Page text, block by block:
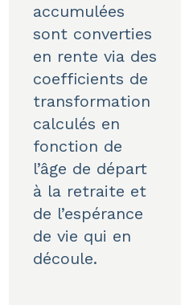
accumulées
sont converties
en rente via des
coefficients de
transformation
calculés en
fonction de
l’âge de départ
à la retraite et
de l’espérance
de vie qui en
découle.